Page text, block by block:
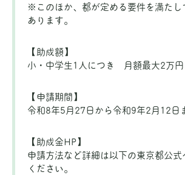
※このほか、都が定める要件を満たし
あります。
【助成額】
小・中学生1人につき 月額最大2万円
【申請期間】
令和8年5月27日から令和9年2月12日
【助成金HP】
申請方法など詳細は以下の東京都公式
ください。